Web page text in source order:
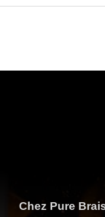
Chez Pure